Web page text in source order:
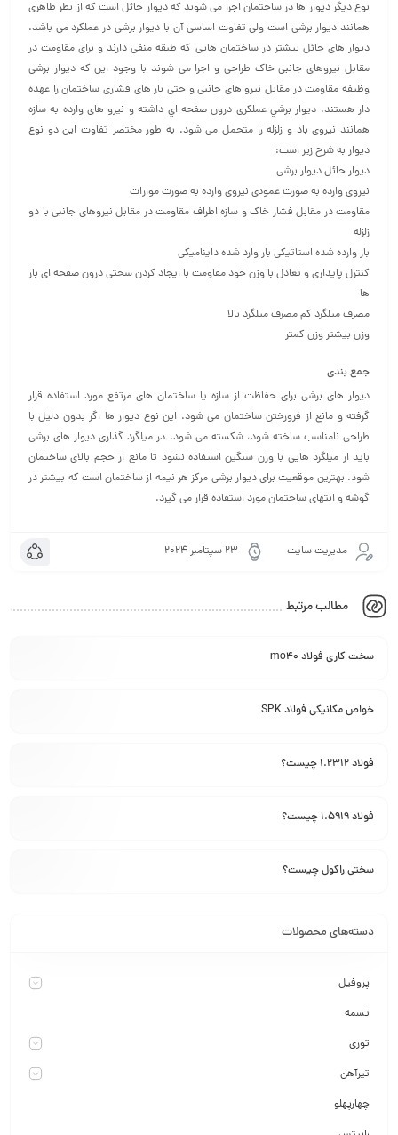
نوع دیگر دیوار ها در ساختمان اجرا می شوند که دیوار حائل است که از نظر ظاهری
همانند دیوار برشی است ولی تفاوت اساسی آن با دیوار برشی در عملکرد می باشد.
دیوار های حائل بیشتر در ساختمان هایی که طبقه منفی دارند و برای مقاومت در
مقابل نیروهای جانبی خاک طراحی و اجرا می شوند با وجود این که دیوار برشی
وظیفه مقاومت در مقابل نیرو های جانبی و حتی بار های فشاری ساختمان را عهده
دار هستند. دیوار برشي عملكرى درون صفحه اي داشته و نيرو های وارده به سازه
همانند نیروی باد و زلزله را متحمل می شود. به طور مختصر تفاوت این دو نوع
دیوار به شرح زیر است:
دیوار حائل دیوار برشی
نیروی وارده به صورت عمودی نیروی وارده به صورت موازات
مقاومت در مقابل فشار خاک و سازه اطراف مقاومت در مقابل نیروهای جانبی با دو
زلزله
بار وارده شده استاتیکی بار وارد شده داینامیکی
کنترل پایداری و تعادل با وزن خود مقاومت با ایجاد کردن سختی درون صفحه ای بار
ها
مصرف میلگرد کم مصرف میلگرد بالا
وزن بیشتر وزن کمتر
جمع بندی
دیوار های برشی برای حفاظت از سازه یا ساختمان های مرتفع مورد استفاده قرار
گرفته و مانع از فرورختن ساختمان می شود. این نوع دیوار ها اگر بدون دلیل با
طراحی نامناسب ساخته شود، شکسته می شود. در میلگرد گذاری دیوار های برشی
باید از میلگرد هایی با وزن سنگین استفاده نشود تا مانع از حجم بالای ساختمان
شود. بهترین موقعیت برای دیوار برشی مرکز هر نیمه از ساختمان است که بیشتر در
گوشه و انتهای ساختمان مورد استفاده قرار می گیرد.
مدیریت سایت 23 سپتامبر 2024
مطالب مرتبط
سخت کاری فولاد mo40
خواص مکانیکی فولاد SPK
فولاد 1.2312 چیست؟
فولاد 1.5919 چیست؟
سختی راکول چیست؟
دسته‌های محصولات
پروفیل
تسمه
توری
تیرآهن
چهارپهلو